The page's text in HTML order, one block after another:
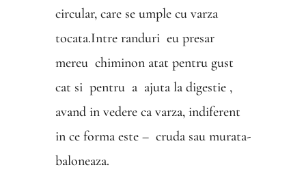
circular, care se umple cu varza
tocata.Intre randuri eu presar
mereu chiminon atat pentru gust
cat si pentru a ajuta la digestie ,
avand in vedere ca varza, indiferent
in ce forma este – cruda sau murata-
baloneaza.